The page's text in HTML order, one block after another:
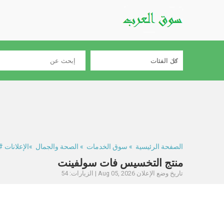
الصفحة الرئيسية » سوق الخدمات » الصحة والجمال »الإعلانات
منتج التخسيس فات سولفينت
تاريخ وضع الإعلان Aug 05, 2026 | الزيارات: 54